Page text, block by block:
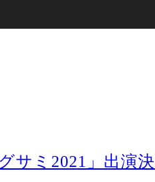
サミ2021」出演決